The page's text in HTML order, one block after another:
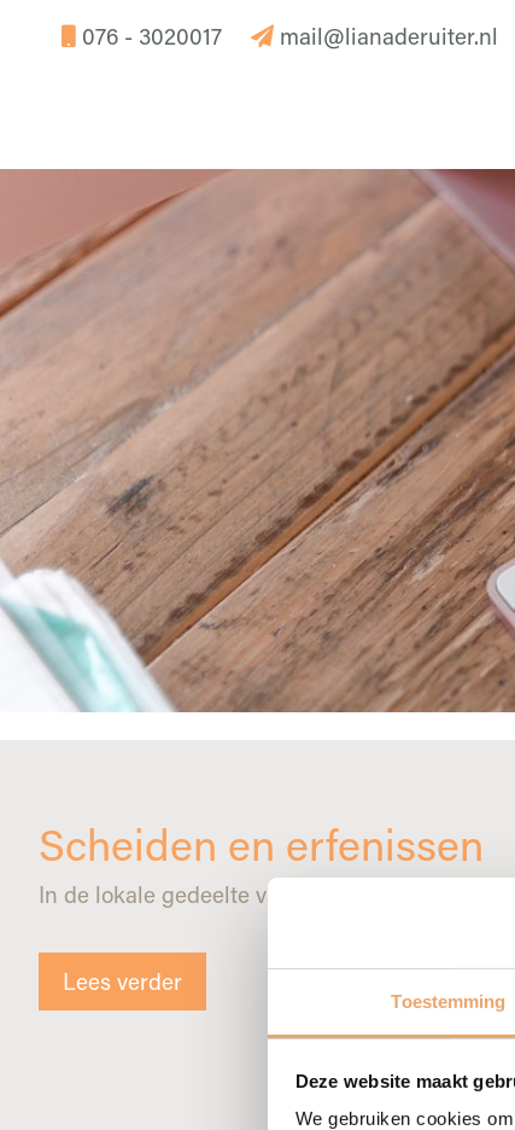
Toestemming
Deze website maakt
We gebruiken cookies
076 - 3020017 mail@lianaderuiter.nl
Scheiden en erfenissen
In de lokale gedeelte van de krant hier in
Lees verder